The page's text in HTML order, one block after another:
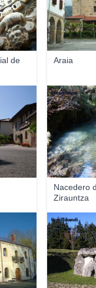
de
Araia
Nacedero
Zirauntza
Mirenterese
Igor Bikandi